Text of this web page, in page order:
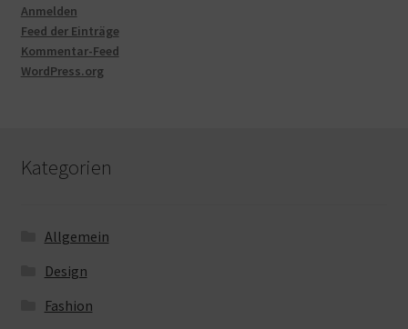
Anmelden
Feed der Einträge
Kommentar-Feed
WordPress.org
Kategorien
Allgemein
Design
Fashion